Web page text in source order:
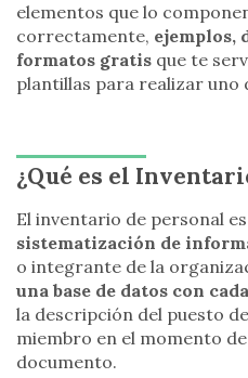
elementos que lo
correctamente, ejemplos,
formatos gratis que te
plantillas para realizar
¿Qué es el
El inventario de personal
sistematización de
o integrante de la
una base de datos con
la descripción del puesto
miembro en el momento
documento.